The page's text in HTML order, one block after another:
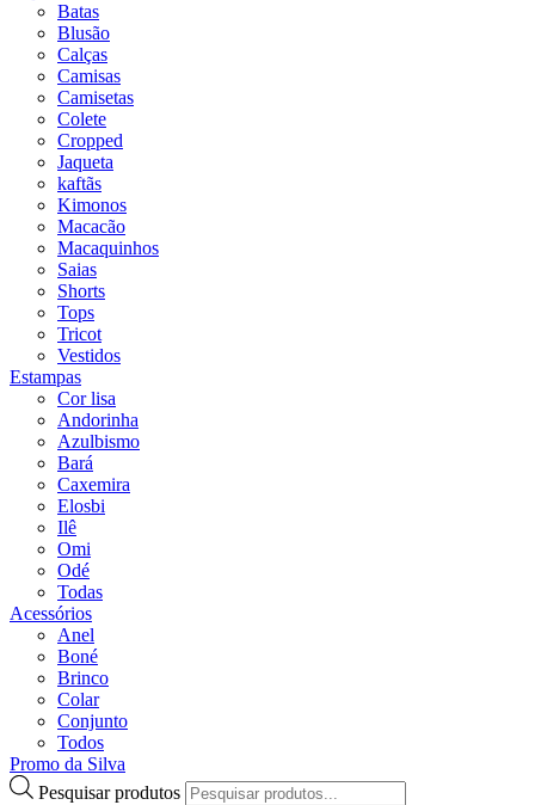
Batas
Blusão
Calças
Camisas
Camisetas
Colete
Cropped
Jaqueta
kaftãs
Kimonos
Macacão
Macaquinhos
Saias
Shorts
Tops
Tricot
Vestidos
Estampas
Cor lisa
Andorinha
Azulbismo
Bará
Caxemira
Elosbi
Ilê
Omi
Odé
Todas
Acessórios
Anel
Boné
Brinco
Colar
Conjunto
Todos
Promo da Silva
Pesquisar produtos